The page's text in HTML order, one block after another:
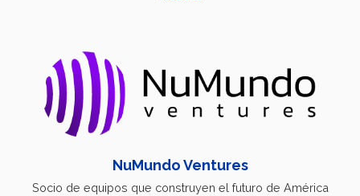
NuMundo Ventures
Socio de equipos que construyen el futuro de América